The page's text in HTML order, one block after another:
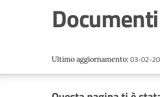
Documenti
Ultimo aggiornamento: 03-02-